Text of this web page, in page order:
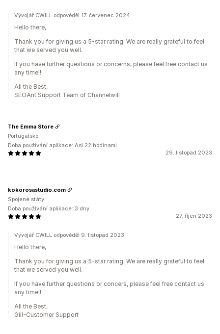
Vývojář CWILL odpověděl 17. červenec 2024
Hello there,
Thank you for giving us a 5-star rating. We are really grateful to feel
that we served you well.
If you have further questions or concerns, please feel free contact us
any time!!
All the Best,
SEOAnt Support Team of Channelwill
29. listopad 2023
The Emma Store
Portugalsko
Doba používání aplikace: Asi 22 hodinami
27. říjen 2023
kokorosastudio.com
Spojené státy
Doba používání aplikace: 3 dny
Vývojář CWILL odpověděl 9. listopad 2023
Hello there,
Thank you for giving us a 5-star rating. We are really grateful to feel
that we served you well.
If you have further questions or concers, please feel free contact us
any time!!
All the Best,
Gill-Customer Support